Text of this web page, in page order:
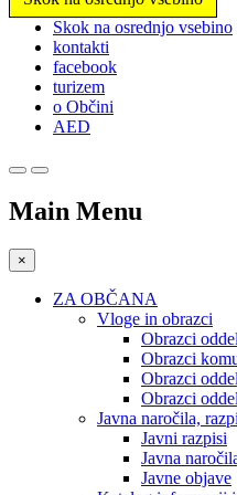
Prosimo,
upoštevajte:
spletno
mesto
vključuje
sistem
Pritisnite
F11,
prilagodite
spletno
slabovidnim,
Skok na osrednjo vsebino
kontakti
facebook
turizem
o Občini
AED
Main Menu
×
ZA OBČANA
Vloge in obrazci
Obrazci
Obrazci
Obrazci
Obrazci
Javna naročila,
Javni razpisi
Javna
Javne objave